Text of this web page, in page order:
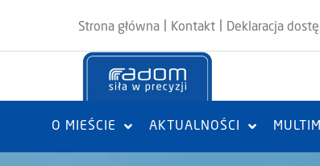
Strona główna Kontakt Deklaracja
O MIEŚCIE AKTUALNOŚCI